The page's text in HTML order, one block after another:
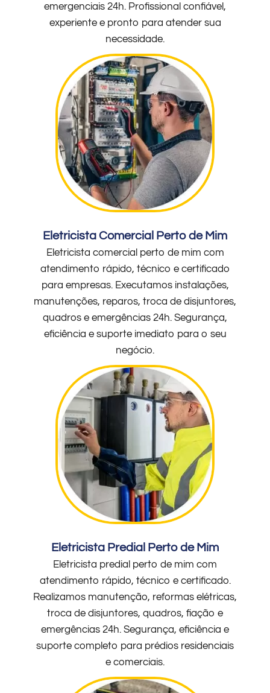
emergenciais 24h. Profissional confiável,
experiente e pronto para atender sua
necessidade.
Eletricista Comercial Perto de Mim
Eletricista comercial perto de mim com
atendimento rápido, técnico e certificado
para empresas. Executamos instalações,
manutenções, reparos, troca de disjuntores,
quadros e emergências 24h. Segurança,
eficiência e suporte imediato para o seu
negócio.
Eletricista Predial Perto de Mim
Eletricista predial perto de mim com
atendimento rápido, técnico e certificado.
Realizamos manutenção, reformas elétricas,
troca de disjuntores, quadros, fiação e
emergências 24h. Segurança, eficiência e
suporte completo para prédios residenciais
e comerciais.